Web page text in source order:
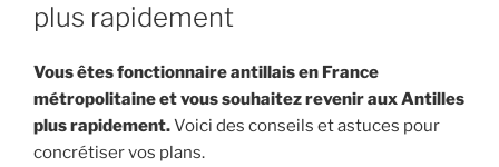
plus rapidement
Vous êtes fonctionnaire antillais en France
métropolitaine et vous souhaitez revenir aux Antilles
plus rapidement.Voici des conseils et astuces pour
concrétiser vos plans.